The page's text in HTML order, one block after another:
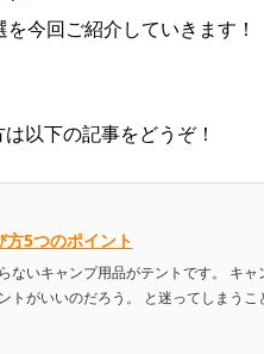
今回ご紹介していきます！
以下の記事をどうぞ！
5つのポイント
いキャンプ用品がテントです。 キャ
トがいいのだろう。 と迷ってしまう